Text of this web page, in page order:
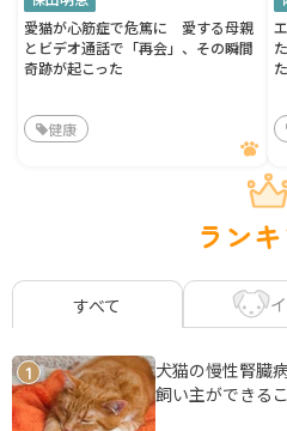
愛猫が心筋症で危篤に 愛する母親
とビデオ通話で「再会」、その瞬間
奇跡が起こった
健康
ラン
すべて
1
犬猫の慢性腎臓
飼い主ができる